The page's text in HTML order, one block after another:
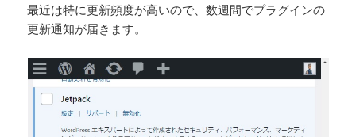
最近は特に更新頻度が高いので、数週間でプラグインの
更新通知が届きます。